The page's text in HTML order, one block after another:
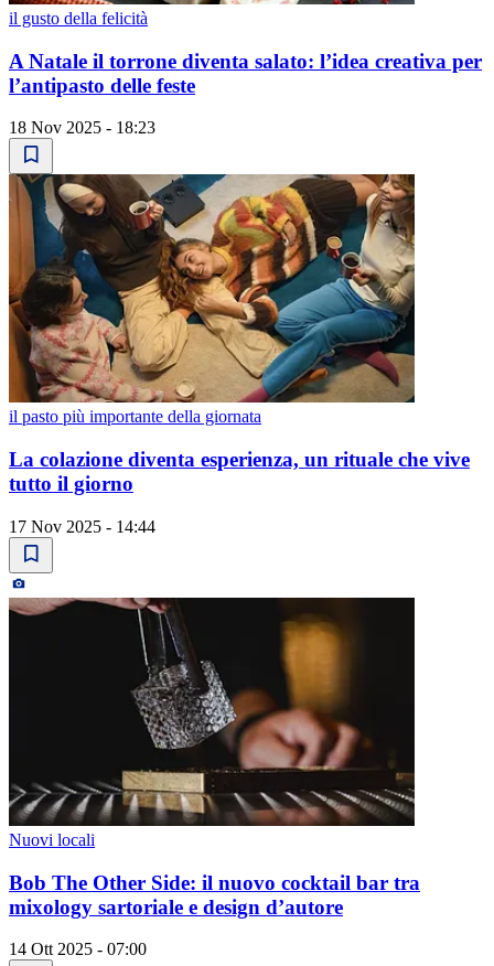
il gusto della felicità
A Natale il torrone diventa salato: l’idea creativa per
l’antipasto delle feste
18 Nov 2025 - 18:23
il pasto più importante della giornata
La colazione diventa esperienza, un rituale che vive
tutto il giorno
17 Nov 2025 - 14:44
Nuovi locali
Bob The Other Side: il nuovo cocktail bar tra
mixology sartoriale e design d’autore
14 Ott 2025 - 07:00